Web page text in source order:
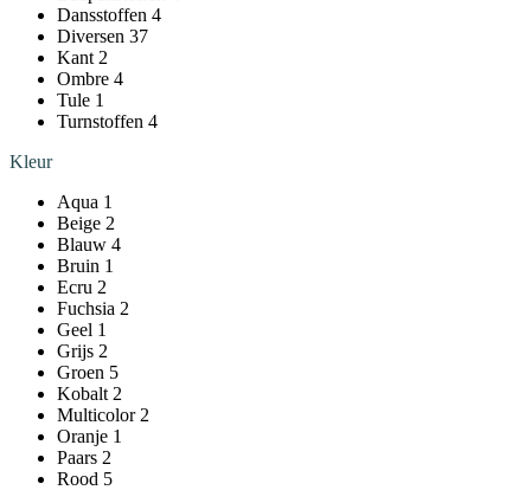
Dansstoffen 4
Diversen 37
Kant 2
Ombre 4
Tule 1
Turnstoffen 4
Kleur
Aqua 1
Beige 2
Blauw 4
Bruin 1
Ecru 2
Fuchsia 2
Geel 1
Grijs 2
Groen 5
Kobalt 2
Multicolor 2
Oranje 1
Paars 2
Rood 5